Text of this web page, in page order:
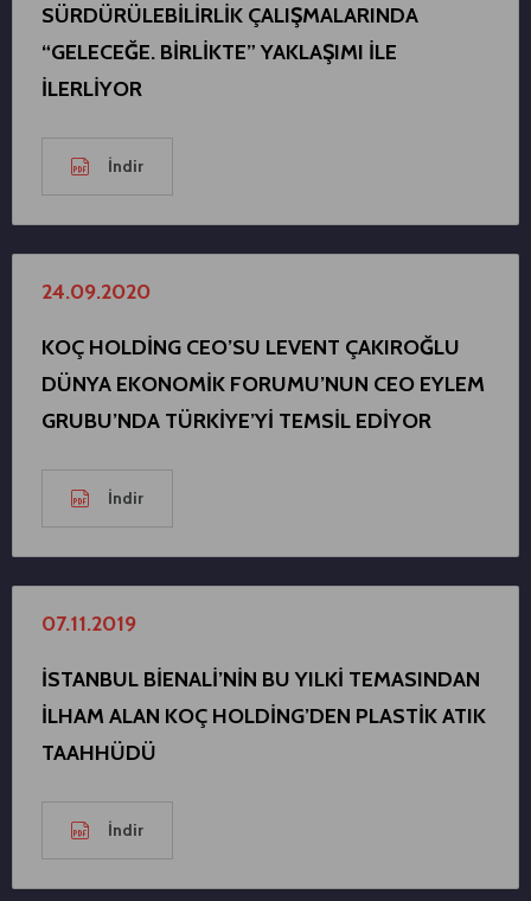
SÜRDÜRÜLEBİLİRLİK ÇALIŞMALARINDA
“GELECEĞE. BİRLİKTE” YAKLAŞIMI İLE
İLERLİYOR
İndir
24.09.2020
KOÇ HOLDİNG CEO’SU LEVENT ÇAKIROĞLU
DÜNYA EKONOMİK FORUMU’NUN CEO EYLEM
GRUBU’NDA TÜRKİYE’Yİ TEMSİL EDİYOR
İndir
07.11.2019
İSTANBUL BİENALİ’NİN BU YILKİ TEMASINDAN
İLHAM ALAN KOÇ HOLDİNG’DEN PLASTİK ATIK
TAAHHÜDÜ
İndir